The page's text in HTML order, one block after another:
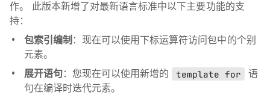
作。 此版本新增了对最新语言标准中以下主要功能的支
持：
包索引编制 ：现在可以使用下标运算符访问包中的个别
元素。
展开语句：您现在可以使用新增的 template for
语
句在编译时迭代元素。